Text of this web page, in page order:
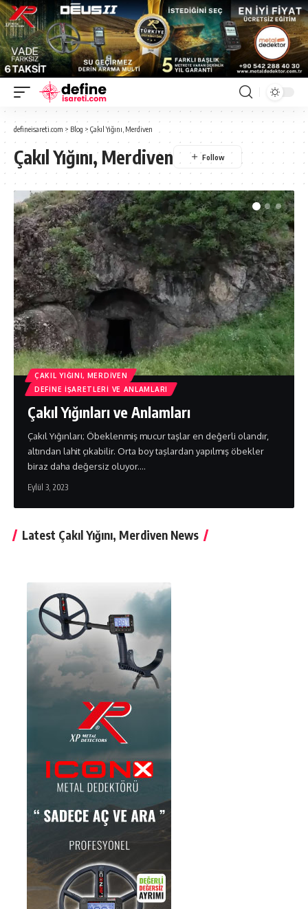
defineisareti.com > Blog > Çakıl Yığını, Merdiven
Çakıl Yığını, Merdiven
ÇAKIL YIĞINI, MERDIVEN
DEFINE İŞARETLERI VE ANLAMLARI
Çakıl Yığınları ve Anlamları
Çakıl Yığınları; Öbeklenmiş mucur taşlar en değerli olandır,
altından lahit çıkabilir. Orta boy taşlardan yapılmış öbekler
biraz daha değersiz oluyor.…
Eylül 3, 2023
Latest Çakıl Yığını, Merdiven News